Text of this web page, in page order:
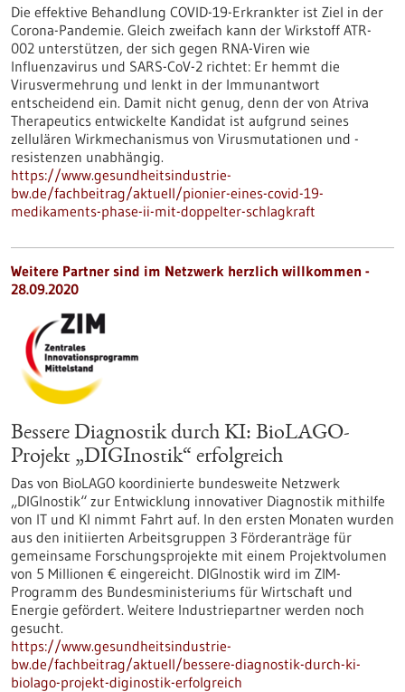
Die effektive Behandlung COVID-19-Erkrankter ist Ziel in der
Corona-Pandemie. Gleich zweifach kann der Wirkstoff ATR-
002 unterstützen, der sich gegen RNA-Viren wie
Influenzavirus und SARS-CoV-2 richtet: Er hemmt die
Virusvermehrung und lenkt in der Immunantwort
entscheidend ein. Damit nicht genug, denn der von Atriva
Therapeutics entwickelte Kandidat ist aufgrund seines
zellulären Wirkmechanismus von Virusmutationen und -
resistenzen unabhängig.
https://www.gesundheitsindustrie-
bw.de/fachbeitrag/aktuell/pionier-eines-covid-19-
medikaments-phase-ii-mit-doppelter-schlagkraft
Weitere Partner sind im Netzwerk herzlich willkommen -
28.09.2020
Bessere Diagnostik durch KI: BioLAGO-
Projekt „DIGInostik“ erfolgreich
Das von BioLAGO koordinierte bundesweite Netzwerk
„DIGInostik“ zur Entwicklung innovativer Diagnostik mithilfe
von IT und KI nimmt Fahrt auf. In den ersten Monaten wurden
aus den initiierten Arbeitsgruppen 3 Förderanträge für
gemeinsame Forschungsprojekte mit einem Projektvolumen
von 5 Millionen € eingereicht. DIGInostik wird im ZIM-
Programm des Bundesministeriums für Wirtschaft und
Energie gefördert. Weitere Industriepartner werden noch
gesucht.
https://www.gesundheitsindustrie-
bw.de/fachbeitrag/aktuell/bessere-diagnostik-durch-ki-
biolago-projekt-diginostik-erfolgreich